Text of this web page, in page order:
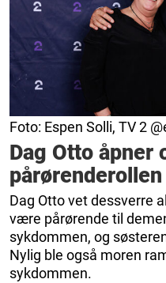
Foto: Espen Solli, TV 2
Dag Otto åpner
pårørenderollen
Dag Otto vet dessverre
være pårørende til
sykdommen, og
Nylig ble også moren
sykdommen.